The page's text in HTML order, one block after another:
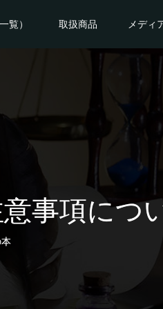
覧） 取扱商品 メディ
事項につ